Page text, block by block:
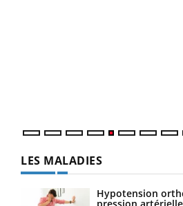
LES MALADIES
Hypotension
pression